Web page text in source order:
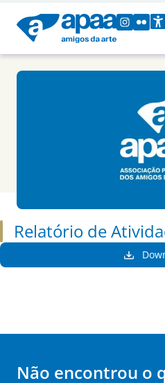
Relatório de
Não encontrou o